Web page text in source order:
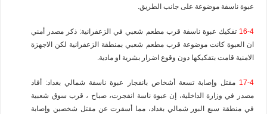
عبوة ناسفة موضوعة على جانب الطريق.
16-4 تفكيك عبوة ناسفة قرب مطعم شعبي في الزعفرانية: ذكر مصدر أمني
ان العبوة كانت موضوعة قرب مطعم شعبي بمنطقة الزعفرانية لكن الاجهزة
الامنية قامت بتفكيكها دون وقوع اضرار بشرية او مادية.
17-4 مقتل وإصابة تسعة أشخاص بانفجار عبوة ناسفة شمالي بغداد: أفاد
مصدر في وزارة الداخلية، إن عبوة ناسة انفجرت، صباح ، قرب سوق شعبية
في منطقة سبع البور شمالي بغداد، مما أسفرت عن مقتل شخصين وإصابة